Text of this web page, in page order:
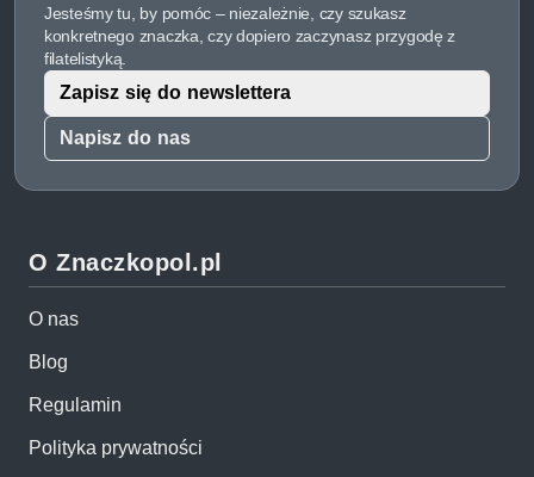
Jesteśmy tu, by pomóc – niezależnie, czy szukasz
konkretnego znaczka, czy dopiero zaczynasz przygodę z
filatelistyką.
Napisz do nas
Zapisz się do newslettera
O Znaczkopol.pl
O nas
Blog
Regulamin
Polityka prywatności